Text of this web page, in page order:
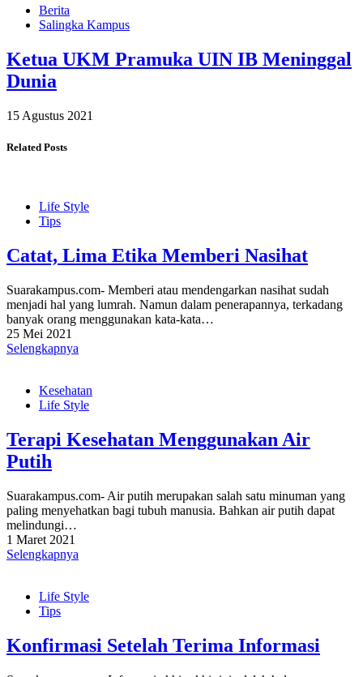
Berita
Salingka Kampus
Ketua UKM Pramuka UIN IB Meninggal
Dunia
15 Agustus 2021
Related Posts
Life Style
Tips
Catat, Lima Etika Memberi Nasihat
Suarakampus.com- Memberi atau mendengarkan nasihat sudah
menjadi hal yang lumrah. Namun dalam penerapannya, terkadang
banyak orang menggunakan kata-kata…
25 Mei 2021
Selengkapnya
Kesehatan
Life Style
Terapi Kesehatan Menggunakan Air
Putih
Suarakampus.com- Air putih merupakan salah satu minuman yang
paling menyehatkan bagi tubuh manusia. Bahkan air putih dapat
melindungi…
1 Maret 2021
Selengkapnya
Life Style
Tips
Konfirmasi Setelah Terima Informasi